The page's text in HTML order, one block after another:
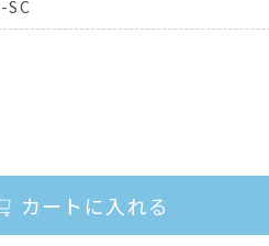
SC
カートに入れる